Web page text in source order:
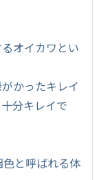
オイカワとい
かったキレイ
分キレイで
と呼ばれる体